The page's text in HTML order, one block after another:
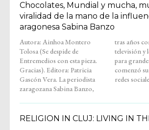
Chocolates, Mundial y mucha,
viralidad de la mano de la
aragonesa Sabina Banzo
Autora: Ainhoa Montero
Tolosa (Se despide de
Entremedios con esta pieza.
Gracias). Editora: Patricia
Gascón Vera. La periodista
zaragozana Sabina Banzo,
tras años como reportera de
televisión y locutora de spots
para grandes marcas,
comenzó su andadura en
redes
RELIGION IN CLUJ: LIVING IN